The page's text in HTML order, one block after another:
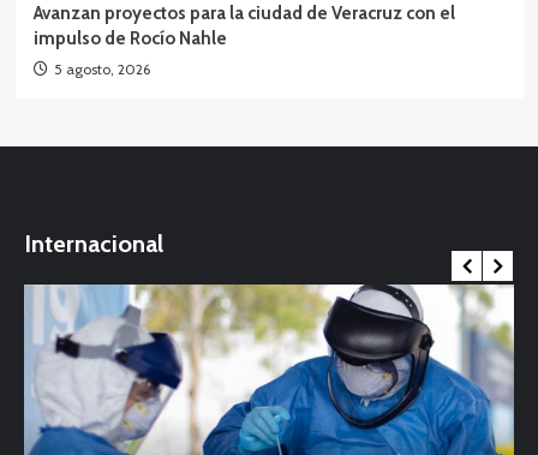
Avanzan proyectos para la ciudad de Veracruz con el
impulso de Rocío Nahle
5 agosto, 2026
Internacional